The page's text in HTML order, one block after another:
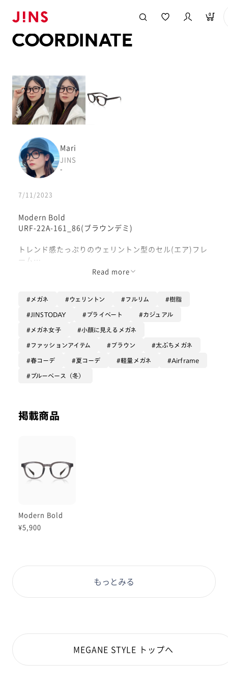
0
COORDINATE
Mari
JINS
-
7/11/2023
Modern Bold
URF-22A-161_86(ブラウンデミ)
トレンド感たっぷりのウェリントン型のセル(エア)フレ
ーム
よりオシャレに仕上げてくれます！
日本人のお顔に馴染みやすい形でユニセックス仕様なの
で、ご自身で使うのも、大切な人とお揃いで使うのも◎
レンズはフレームとバイカラーになる【ライトカラー/
ライトブルーorライトラベンダー】が華やかな仕上がり
Read more
メガネ ウェリントン フルリム 樹脂
JINSTODAY プライベート カジュアル
メガネ女子 小顔に見えるメガネ
ファッションアイテム ブラウン 太ぶちメガネ
春コーデ 夏コーデ 軽量メガネ Airframe
ブルーベース（冬）
掲載商品
Modern Bold
¥5,900
もっとみる
MEGANE STYLE トップへ